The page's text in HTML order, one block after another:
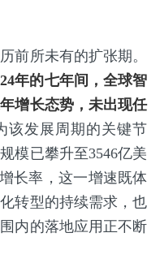
前所未有的扩张期。
年的七年间，全球智
增长态势，未出现任
该发展周期的关键节
模已攀升至3546亿美
长率，这一增速既体
转型的持续需求，也
内的落地应用正不断